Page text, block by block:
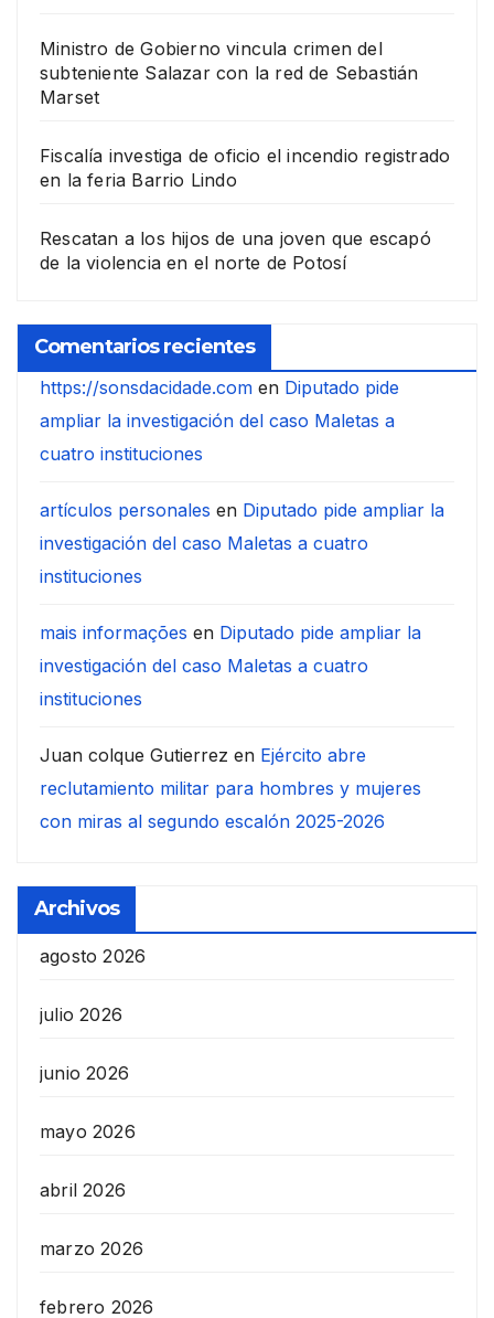
Ministro de Gobierno vincula crimen del
subteniente Salazar con la red de Sebastián
Marset
Fiscalía investiga de oficio el incendio registrado
en la feria Barrio Lindo
Rescatan a los hijos de una joven que escapó
de la violencia en el norte de Potosí
Comentarios recientes
https://sonsdacidade.com en Diputado pide
ampliar la investigación del caso Maletas a
cuatro instituciones
artículos personales en Diputado pide ampliar la
investigación del caso Maletas a cuatro
instituciones
mais informações en Diputado pide ampliar la
investigación del caso Maletas a cuatro
instituciones
Juan colque Gutierrez en Ejército abre
reclutamiento militar para hombres y mujeres
con miras al segundo escalón 2025-2026
Archivos
agosto 2026
julio 2026
junio 2026
mayo 2026
abril 2026
marzo 2026
febrero 2026